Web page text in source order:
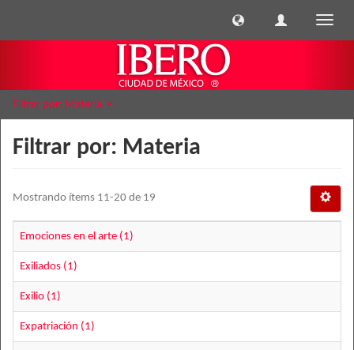
Filtrar por: Materia
Filtrar por: Materia
Mostrando ítems 11-20 de 19
Emociones en el arte (1)
Exiliados (1)
Exilio (1)
Expatriación (1)